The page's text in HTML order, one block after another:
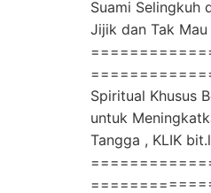
Suami Selingkuh
Jijik dan Tak Mau
Spiritual Khusus
untuk
Tangga , KLIK